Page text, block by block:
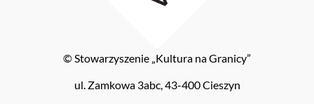
© Stowarzyszenie „Kultura na Granicy”
ul. Zamkowa 3abc, 43-400 Cieszyn